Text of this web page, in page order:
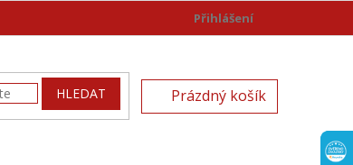
Přihlášení
HLEDAT
NÁKUPNÍ
KOŠÍK
Prázdný košík